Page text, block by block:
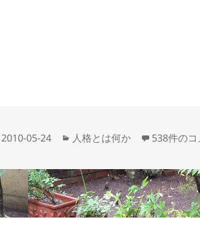
投
日:
2010-05-24
カ
ゴ
リ
ー
人格とは何か 仕切り直
538件の